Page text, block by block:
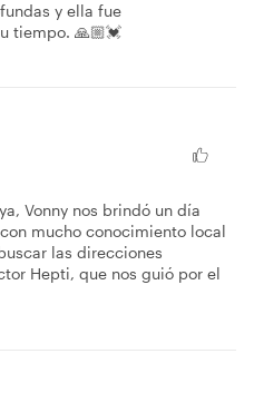
y ella fue
tiempo. 🙏🏼💓
Vonny nos brindó un día
mucho conocimiento local
las direcciones
Hepti, que nos guió por el